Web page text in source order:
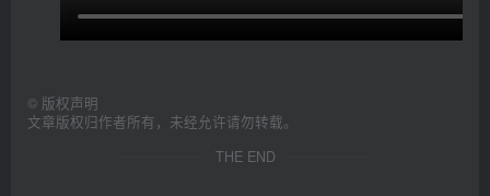
© 版权声明
文章版权归作者所有，未经允许请勿转载。
THE END